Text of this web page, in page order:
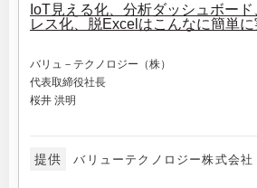
IoT見える化、分析ダッシュボー
レス化、脱Excelはこんなに簡単
バリュ－テクノロジー（株）
代表取締役社長
桜井 洪明
提供 バリューテクノロジー株式会社